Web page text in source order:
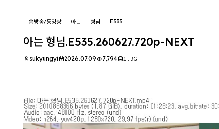
방송/동영상 아는 형님 E535
아는 형님.E535.260627.720p-NEXT
sukyungyi 2026.07.09 7,794 1.9G